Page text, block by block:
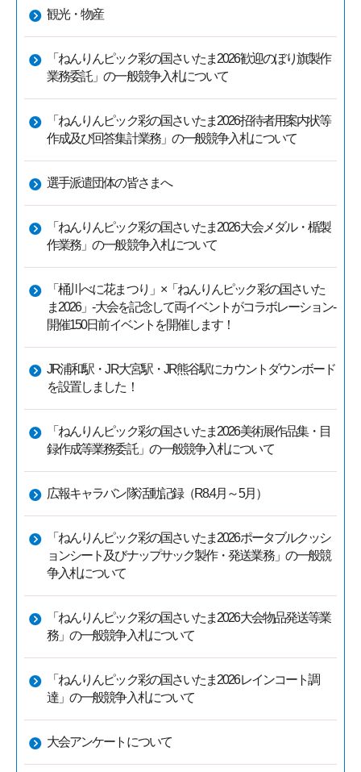
観光・物産
「ねんりんピック彩の国さいたま2026歓迎のぼり旗製作
業務委託」の一般競争入札について
「ねんりんピック彩の国さいたま2026招待者用案内状等
作成及び回答集計業務」の一般競争入札について
選手派遣団体の皆さまへ
「ねんりんピック彩の国さいたま2026大会メダル・楯製
作業務」の一般競争入札について
「桶川べに花まつり」×「ねんりんピック彩の国さいた
ま2026」-大会を記念して両イベントがコラボレーション-
開催150日前イベントを開催します！
JR浦和駅・JR大宮駅・JR熊谷駅にカウントダウンボード
を設置しました！
「ねんりんピック彩の国さいたま2026美術展作品集・目
録作成等業務委託」の一般競争入札について
広報キャラバン隊活動記録（R8.4月～5月）
「ねんりんピック彩の国さいたま2026ポータブルクッシ
ョンシート及びナップサック製作・発送業務」の一般競
争入札について
「ねんりんピック彩の国さいたま2026大会物品発送等業
務」の一般競争入札について
「ねんりんピック彩の国さいたま2026レインコート調
達」の一般競争入札について
大会アンケートについて